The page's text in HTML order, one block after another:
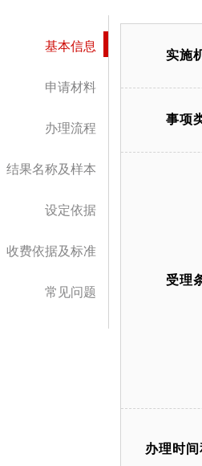
基本信息
申请材料
办理流程
结果名称及样本
设定依据
收费依据及标准
常见问题
实施
事项
受理
办理时间